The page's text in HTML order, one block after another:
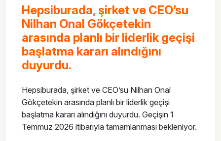
Hepsiburada, şirket ve CEO’su
Nilhan Onal Gökçetekin
arasında planlı bir liderlik geçişi
başlatma kararı alındığını
duyurdu.
Hepsiburada, şirket ve CEO’su Nilhan Onal
Gökçetekin arasında planlı bir liderlik geçişi
başlatma kararı alındığını duyurdu. Geçişin 1
Temmuz 2026 itibarıyla tamamlanması bekleniyor.